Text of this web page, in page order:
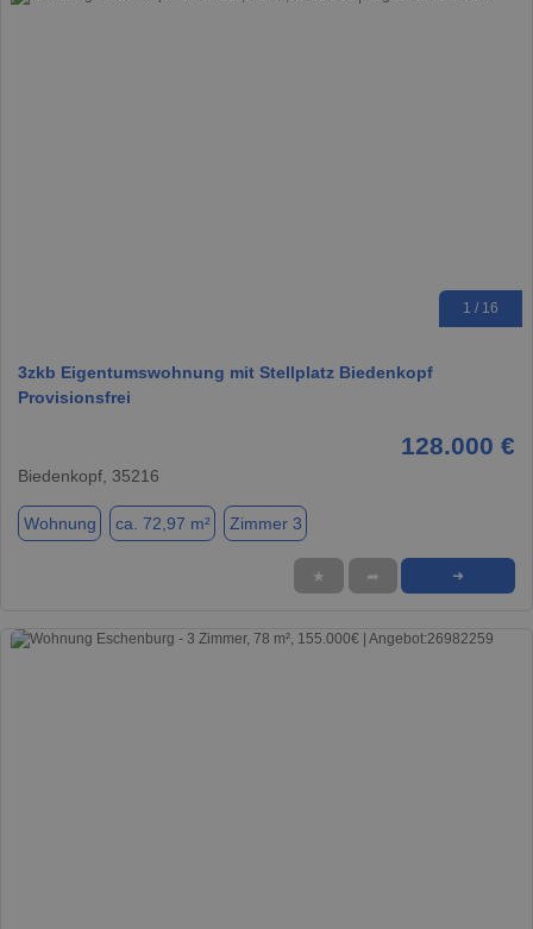
1 / 16
3zkb Eigentumswohnung mit Stellplatz Biedenkopf
Provisionsfrei
128.000 €
Biedenkopf, 35216
Wohnung ca. 72,97 m² Zimmer 3
★ ➦ ➜